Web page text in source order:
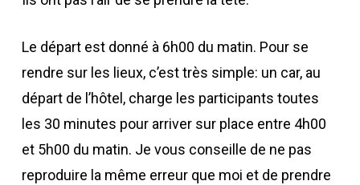
Le départ est donné à 6h00 du matin. Pour se
rendre sur les lieux, c’est très simple: un car, au
départ de l’hôtel, charge les participants toutes
les 30 minutes pour arriver sur place entre 4h00
et 5h00 du matin. Je vous conseille de ne pas
reproduire la même erreur que moi et de prendre